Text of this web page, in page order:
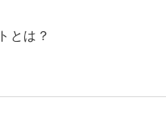
とは？